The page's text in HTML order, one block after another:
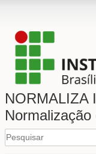
NORMALIZA